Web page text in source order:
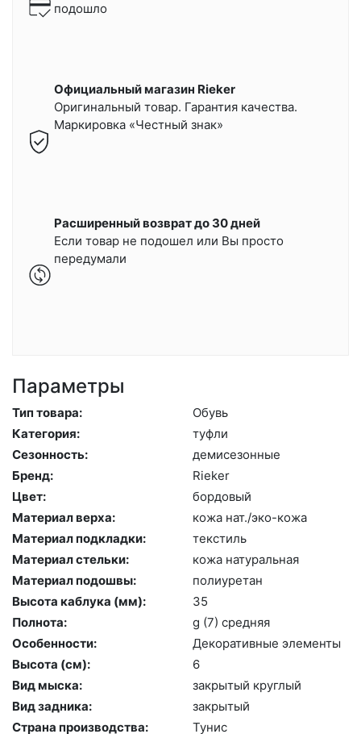
подошло
Официальный магазин Rieker
Оригинальный товар. Гарантия качества.
Маркировка «Честный знак»
Расширенный возврат до 30 дней
Если товар не подошел или Вы просто
передумали
Параметры
Тип товара:
Обувь
Категория:
туф­ли
Сезонность:
де­мисе­зон­ные
Бренд:
Ri­eker
Цвет:
бор­до­вый
Материал верха:
ко­жа нат./эко-ко­жа
Материал подкладки:
текс­тиль
Материал стельки:
ко­жа на­тураль­ная
Материал подошвы:
по­ли­уре­тан
Высота каблука (мм):
35
Полнота:
g (7) сред­няя
Особенности:
Де­кора­тив­ные эле­мен­ты
Высота (cм):
6
Вид мыска:
зак­ры­тый круг­лый
Вид задника:
зак­ры­тый
Страна производства:
Ту­нис